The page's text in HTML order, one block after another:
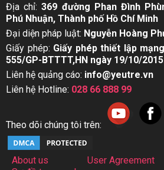
Địa chỉ:369 đường Phan Đình
Phú Nhuận, Thành phố Hồ Chí Minh
Đại diện pháp luật: Nguyễn Hoàng
Giấy phép: Giấy phép thiết lập
555/GP-BTTTT,HN ngày 19/10/
Liên hệ quảng cáo: info@yeutre.vn
Liên hệ Hotline: 028 66 888 99
Theo dõi chúng tôi trên:
About us User Agreement